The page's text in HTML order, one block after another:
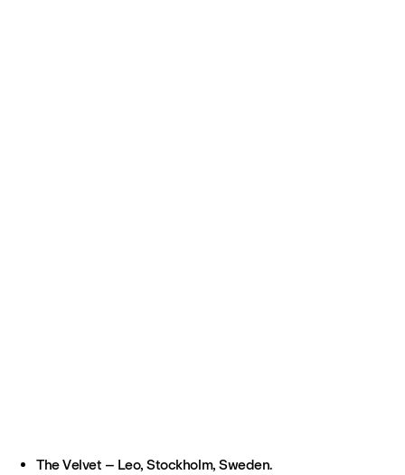
The Velvet – Leo, Stockholm, Sweden.